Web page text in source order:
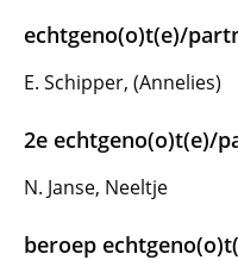
echtgeno(o)t(e)/
E. Schipper, (Annelies)
2e echtgeno(o)t(e)/
N. Janse, Neeltje
beroep